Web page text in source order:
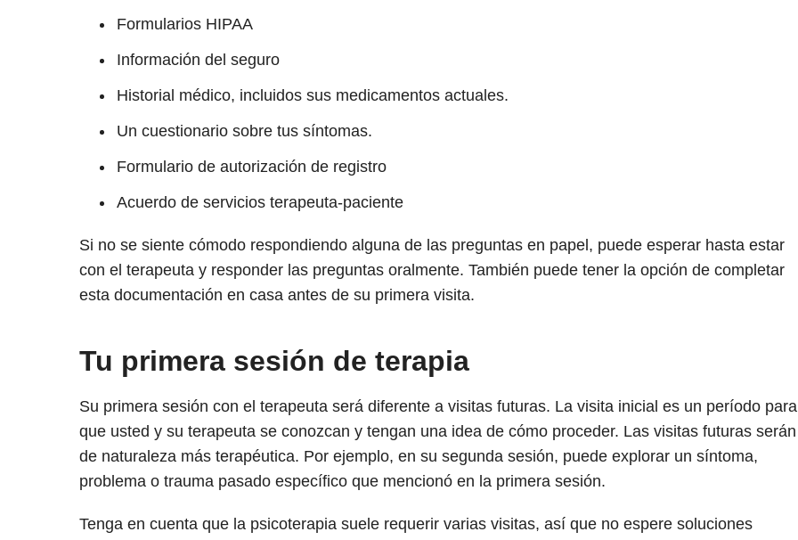
Formularios HIPAA
Información del seguro
Historial médico, incluidos sus medicamentos actuales.
Un cuestionario sobre tus síntomas.
Formulario de autorización de registro
Acuerdo de servicios terapeuta-paciente
Si no se siente cómodo respondiendo alguna de las preguntas en papel, puede esperar hasta estar
con el terapeuta y responder las preguntas oralmente. También puede tener la opción de completar
esta documentación en casa antes de su primera visita.
Tu primera sesión de terapia
Su primera sesión con el terapeuta será diferente a visitas futuras. La visita inicial es un período para
que usted y su terapeuta se conozcan y tengan una idea de cómo proceder. Las visitas futuras serán
de naturaleza más terapéutica. Por ejemplo, en su segunda sesión, puede explorar un síntoma,
problema o trauma pasado específico que mencionó en la primera sesión.
Tenga en cuenta que la psicoterapia suele requerir varias visitas, así que no espere soluciones